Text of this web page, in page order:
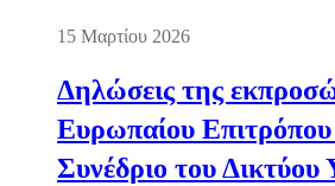
15 Μαρτίου 2026
Δηλώσεις της
Ευρωπαίου Επιτρόπου
Συνέδριο του